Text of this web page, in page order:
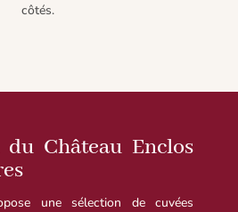
côtés.
Château Enclos
une sélection de cuvées